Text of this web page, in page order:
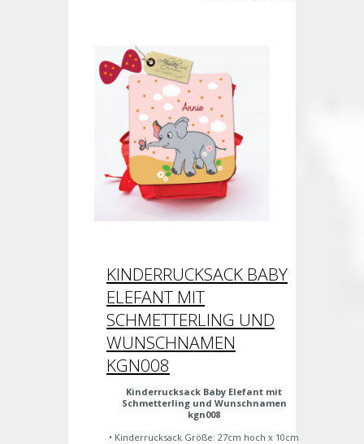
KINDERRUCKSACK BABY
ELEFANT MIT
SCHMETTERLING UND
WUNSCHNAMEN
KGN008
Kinderrucksack Baby Elefant mit
Schmetterling und Wunschnamen
kgn008
• Kinderrucksack Größe: 27cm hoch x 10cm